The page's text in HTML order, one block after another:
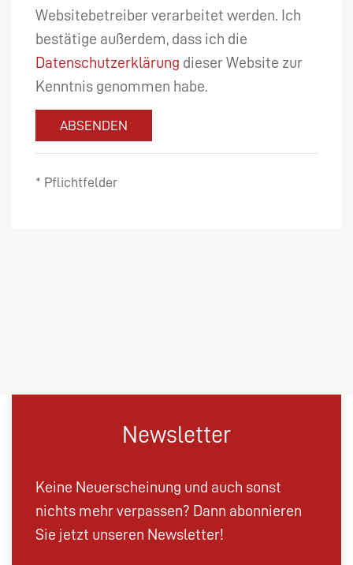
Websitebetreiber verarbeitet werden. Ich
bestätige außerdem, dass ich die
Datenschutzerklärung dieser Website zur
Kenntnis genommen habe.
ABSENDEN
* Pflichtfelder
Newsletter
Keine Neuerscheinung und auch sonst
nichts mehr verpassen? Dann abonnieren
Sie jetzt unseren Newsletter!